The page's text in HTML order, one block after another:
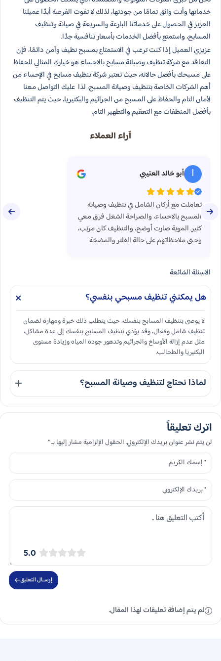
خدماتها وأنت واثق تمامًا من جودتها، لذلك لا تفوت الفرصة أبدًا عميلنا
العزيز في الحصول على خدماتنا البارعة والسريعة في صيانة وتنظيف
المسابح، واستمتع بأفضل الخدمات بأسعار تنافسية جدًا.
عزيزي العميل إذا كنت ترغب في الاستمتاع بمسبح نظيف وآمن دائمًا، فإن
التعاقد مع شركة تنظيف وصيانة مسابح بالاحساء هو خيارك المثالي للحفاظ
على مسبحك بأفضل حالاته، حيث تعتبر شركة تنظيف مسابح في الإحساء من
أهم الشركات الخاصة بتنظيف وصيانة المسبح، لذا عليك التواصل معنا
لأمان التام والحفاظ على المسبح من الجراثيم والبكتيريا، حيث يتم التنظيف
بأفضل المنظفات مع التعقيم والتطهير التام.
آراء العملاء
أ أبو خالد العتيبي
تعاملت مع أركان الشامل في تنظيف وصيانة
المسبح بالاحساء، والصراحة الشغل فرق معي
كثير. الموية صارت أوضح، والتنظيف كان مرتب،
وحتى ملاحظاتهم على حالة الفلتر والمضخة
الاسئلة الشائعة
هل يمكنني تنظيف مسبحي بنفسي؟
لا يوصى بتنظيف المسابح بنفسك، حيث يتطلب ذلك خبرة ومهارة لضمان
تنظيف شامل وفعال، وقد يؤدي تنظيف المسابح بنفسك إلى عدة مشاكل،
مثل عدم إزالة الأوساخ والجراثيم وتدهور جودة المياه وزيادة مستوى
البكتيريا والطحالب.
لماذا نحتاج لتنظيف وصيانة المسبح؟
لضمان استمرارية أداء المسبح بشكلٍ مثالي، والحفاظ على سلامة
المستخدمين، وأيضا زيادة عمر المسبح.
اترك تعليقاً
لن يتم نشر عنوان بريدك الإلكتروني. الحقول الإلزامية مشار إليها بـ *
5.0
إرســال التعليق
لم يتم إضافة تعليقات لهذا المقال.